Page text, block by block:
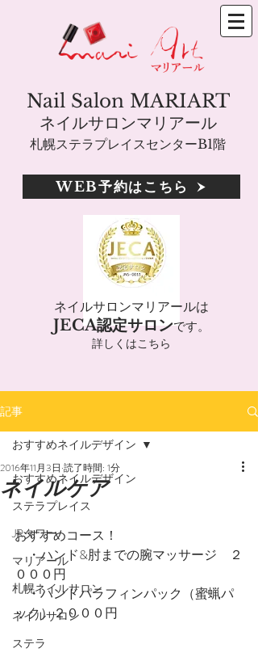
札幌ステラプレイスセンターB1階
Nail Salon MARIART
ネイルサロンマリアール
WEB予約はこちら
ネイルサロンマリアールは
JECA認定サロンです。
詳しくはこちら
記事
おすすめネイルデザイン
ステラプレイス
JRタワー
マリアール
札幌ネイルサロン
ネイルサロン
ステラ
おすすめネイルデザイン
ネイルケア
2016年11月3日 読了時間: 1分
おすすめコース！
・ハンド&肘までの腕マッサージ　２
０００円
・ハンドパラフィンパック（蜜蝋パ
ック）２０００円